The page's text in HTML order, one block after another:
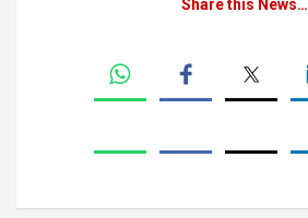
Share this News…